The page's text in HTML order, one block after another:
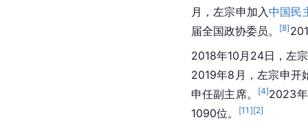
月，左宗申加入中国民
届全国政协委员。
[8]
2018年10月24日，左
2019年8月，左宗申开
申任副主席。
[4]2023
1090位。
[11 ][2]